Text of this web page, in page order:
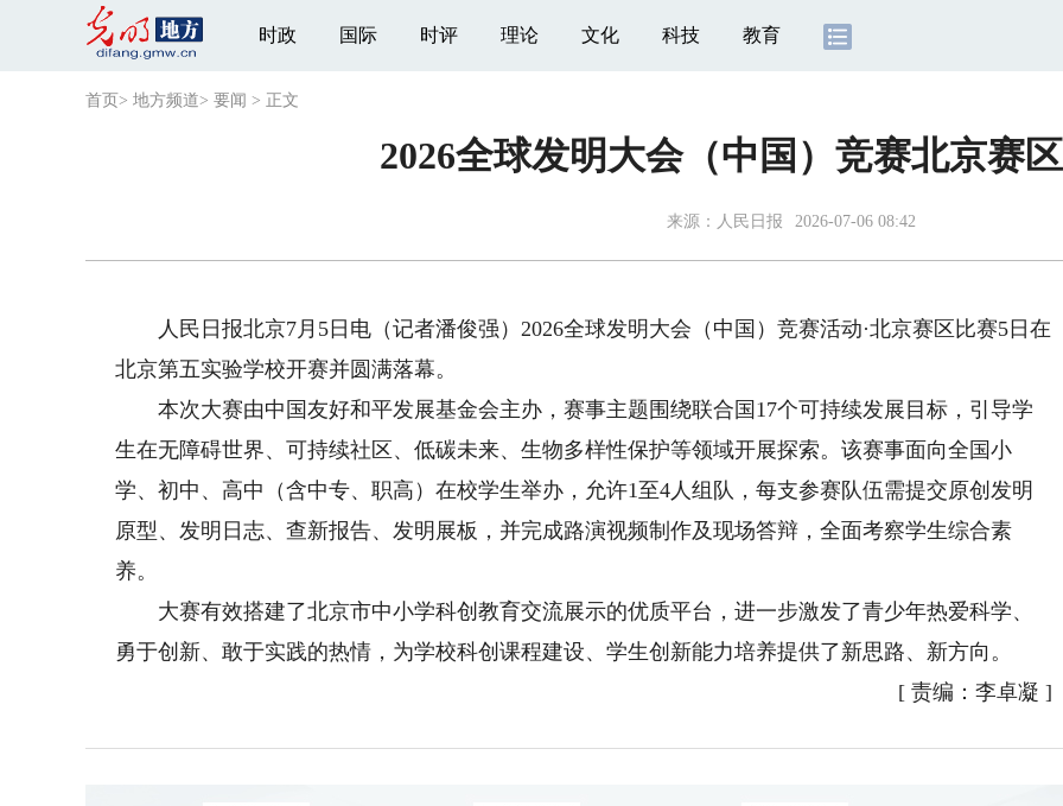
时政 国际 时评 理论 文化 科技 教育
首页 > 地方频道> 要闻 > 正文
2026全球发明大会（中国）竞赛北京赛
来源： 人民日报 2026-07-06 08:42
人民日报北京7月5日电（记者潘俊强）2026全球发明大会（中国）竞赛活动·北京赛区比赛5日在
北京第五实验学校开赛并圆满落幕。
本次大赛由中国友好和平发展基金会主办，赛事主题围绕联合国17个可持续发展目标，引导学
生在无障碍世界、可持续社区、低碳未来、生物多样性保护等领域开展探索。该赛事面向全国小
学、初中、高中（含中专、职高）在校学生举办，允许1至4人组队，每支参赛队伍需提交原创发明
原型、发明日志、查新报告、发明展板，并完成路演视频制作及现场答辩，全面考察学生综合素
养。
大赛有效搭建了北京市中小学科创教育交流展示的优质平台，进一步激发了青少年热爱科学、
勇于创新、敢于实践的热情，为学校科创课程建设、学生创新能力培养提供了新思路、新方向。
[ 责编：李卓凝 ]